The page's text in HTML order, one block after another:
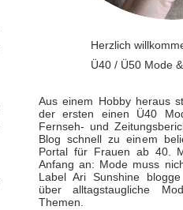
Herzlich
Ü40 / Ü50 Mode
Aus einem Hobby heraus
der ersten einen Ü40
Fernseh- und
Blog schnell zu einem
Portal für Frauen ab 40.
Anfang an: Mode muss
Label Ari Sunshine
über alltagstaugliche
Themen.